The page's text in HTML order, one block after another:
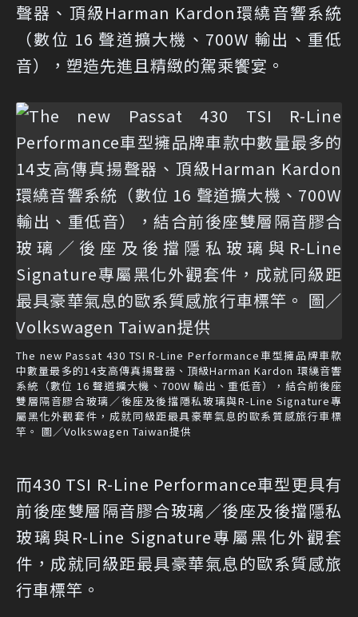
聲器、頂級Harman Kardon環繞音響系統
（數位 16 聲道擴大機、700W 輸出、重低
音），塑造先進且精緻的駕乘饗宴。
The new Passat 430 TSI R-Line Performance車型擁品牌車款
中數量最多的14支高傳真揚聲器、頂級Harman Kardon 環繞音響
系統（數位 16 聲道擴大機、700W 輸出、重低音），結合前後座
雙層隔音膠合玻璃／後座及後擋隱私玻璃與R-Line Signature專
屬黑化外觀套件，成就同級距最具豪華氣息的歐系質感旅行車標
竿。 圖／Volkswagen Taiwan提供
而430 TSI R-Line Performance車型更具有
前後座雙層隔音膠合玻璃／後座及後擋隱私
玻璃與R-Line Signature專屬黑化外觀套
件，成就同級距最具豪華氣息的歐系質感旅
行車標竿。